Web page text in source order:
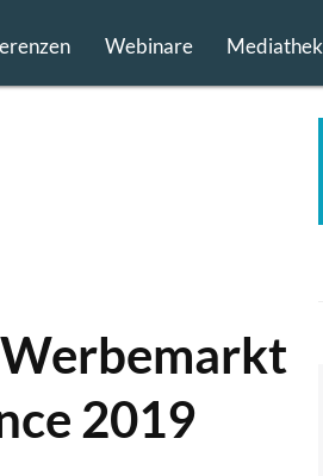
Webinare Mediathek
2019